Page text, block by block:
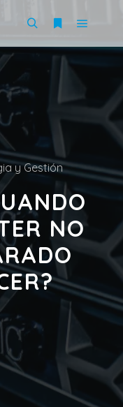
y Gestión
NO